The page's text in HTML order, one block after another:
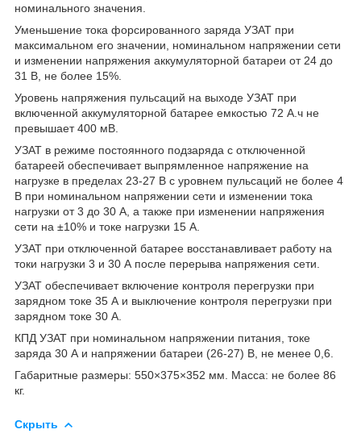
номинального значения.
Уменьшение тока форсированного заряда УЗАТ при
максимальном его значении, номинальном напряжении сети
и изменении напряжения аккумуляторной батареи от 24 до
31 В, не более 15%.
Уровень напряжения пульсаций на выходе УЗАТ при
включенной аккумуляторной батарее емкостью 72 А.ч не
превышает 400 мВ.
УЗАТ в режиме постоянного подзаряда с отключенной
батареей обеспечивает выпрямленное напряжение на
нагрузке в пределах 23-27 В с уровнем пульсаций не более 4
В при номинальном напряжении сети и изменении тока
нагрузки от 3 до 30 А, а также при изменении напряжения
сети на ±10% и токе нагрузки 15 А.
УЗАТ при отключенной батарее восстанавливает работу на
токи нагрузки 3 и 30 А после перерыва напряжения сети.
УЗАТ обеспечивает включение контроля перегрузки при
зарядном токе 35 А и выключение контроля перегрузки при
зарядном токе 30 А.
КПД УЗАТ при номинальном напряжении питания, токе
заряда 30 А и напряжении батареи (26-27) В, не менее 0,6.
Габаритные размеры: 550×375×352 мм. Масса: не более 86
кг.
Скрыть